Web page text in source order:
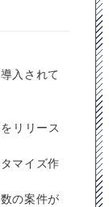
入されて
リリース
マイズ作
の案件が